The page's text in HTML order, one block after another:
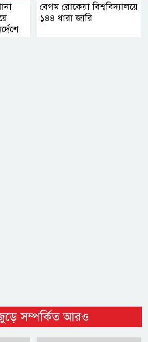
বেগম রোকেয়া বিশ্ববিদ্যালয়ে
১৪৪ ধারা জারি
সম্পর্কিত আরও